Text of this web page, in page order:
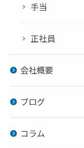
手当
正社員
会社概要
ブログ
コラム